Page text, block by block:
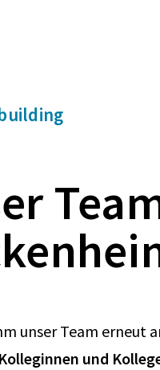
unser Team erneut
und